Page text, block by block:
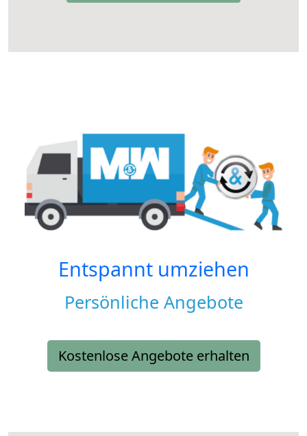
Entspannt umziehen
Persönliche Angebote
Kostenlose Angebote erhalten